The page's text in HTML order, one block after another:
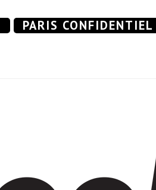
PARIS CONFIDENTIEL